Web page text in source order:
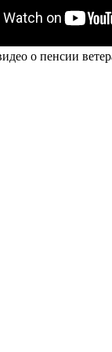
о пенсии